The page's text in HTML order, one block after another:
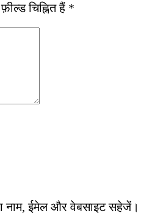
चिह्नित हैं *
नाम, ईमेल और वेबसाइट सहेजें।